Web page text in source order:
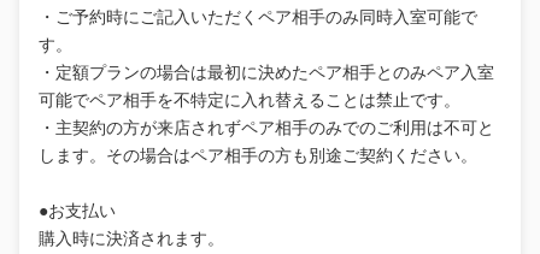
・ご予約時にご記入いただくペア相手のみ同時入室可能で
す。
・定額プランの場合は最初に決めたペア相手とのみペア入室
可能でペア相手を不特定に入れ替えることは禁止です。
・主契約の方が来店されずペア相手のみでのご利用は不可と
します。その場合はペア相手の方も別途ご契約ください。
●お支払い
購入時に決済されます。